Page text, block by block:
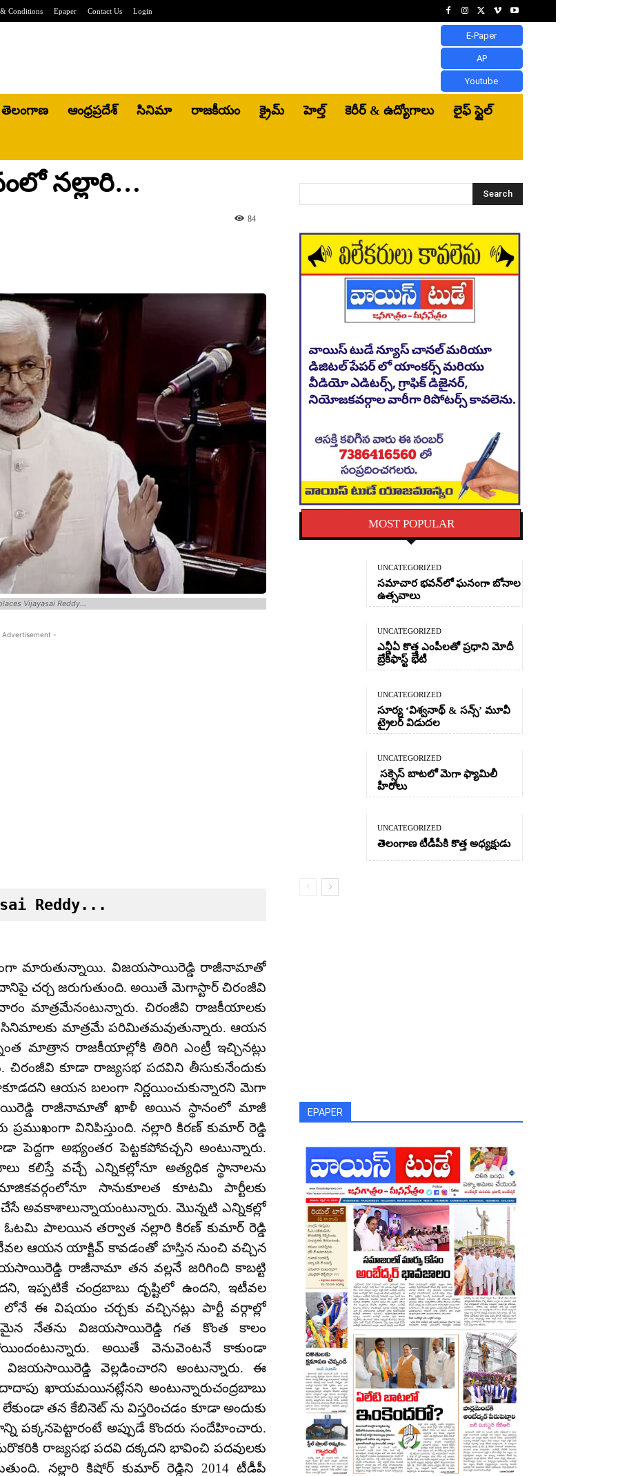
Conditions Epaper Contact Us Login
E-Paper
AP
Youtube
తెలంగాణ ఆంధ్రప్రదేశ్ సినిమా రాజకీయం క్రైమ్ హెల్త్‌ కెరీర్ & ఉద్యోగాలు లైఫ్ స్టైల్
నల్లారి…
84
Vijayasai Reddy...
Advertisement -
Reddy...
మారుతున్నాయి. విజయసాయిరెడ్డి రాజీనామాతో
చర్చ జరుగుతుంది. అయితే మెగాస్టార్ చిరంజీవి
మాత్రమేనంటున్నారు. చిరంజీవి రాజకీయాలకు
సినిమాలకు మాత్రమే పరిమితమవుతున్నారు. ఆయన
మాత్రాన రాజకీయాల్లోకి తిరిగి ఎంట్రీ ఇచ్చినట్లు
కూడా రాజ్యసభ పదవిని తీసుకునేందుకు
ఆయన బలంగా నిర్ణయించుకున్నారని మెగా
రాజీనామాతో ఖాళీ అయిన స్థానంలో మాజీ
ప్రముఖంగా వినిపిస్తుంది. నల్లారి కిరణ్ కుమార్ రెడ్డి
అభ్యంతర పెట్టకపోవచ్చని అంటున్నారు.
కలిస్తే వచ్చే ఎన్నికల్లోనూ అత్యధిక స్థానాలను
సానుకూలత కూటమి పార్టీలకు
అవకాశాలున్నాయంటున్నారు. మొన్నటి ఎన్నికల్లో
పాలయిన తర్వాత నల్లారి కిరణ్ కుమార్ రెడ్డి
ఆయన యాక్టివ్ కావడంతో హస్తిన నుంచి వచ్చిన
రాజీనామా తన వల్లనే జరిగింది కాబట్టి
ఇప్పటికే చంద్రబాబు దృష్టిలో ఉందని, ఇటీవల
విషయం చర్చకు వచ్చినట్లు పార్టీ వర్గాల్లో
నేతను విజయసాయిరెడ్డి గత కొంత కాలం
అయితే వెనువెంటనే కాకుండా
వెల్లడించారని అంటున్నారు. ఈ
దాదాపు ఖాయమయినట్లేనని అంటున్నారుచంద్రబాబు
తన కేబినెట్ ను విస్తరించడం కూడా అందుకు
పక్కనపెట్టారంటే అప్పుడే కొందరు సందేహించారు.
రాజ్యసభ పదవి దక్కదని భావించి పదవులకు
నల్లారి కిషోర్ కుమార్ రెడ్డిని 2014 టీడీపీ
Search
MOST POPULAR
UNCATEGORIZED
సమాచార భవన్‌లో ఘనంగా బోనాల
ఉత్సవాలు
UNCATEGORIZED
ఎన్డీఏ కొత్త ఎంపీలతో ప్రధాని మోదీ
బ్రేక్‌ఫాస్ట్ భేటీ
UNCATEGORIZED
సూర్య ‘విశ్వనాథ్ & సన్స్’ మూవీ
ట్రైలర్ విడుదల
UNCATEGORIZED
సక్సెస్ బాటలో మెగా ఫ్యామిలీ
హీరోలు
UNCATEGORIZED
తెలంగాణ టీడీపీకి కొత్త అధ్యక్షుడు
EPAPER